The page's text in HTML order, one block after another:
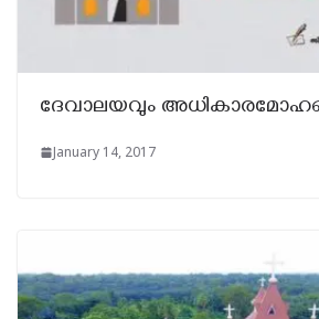
ദേവാലയവും
January 14, 2017